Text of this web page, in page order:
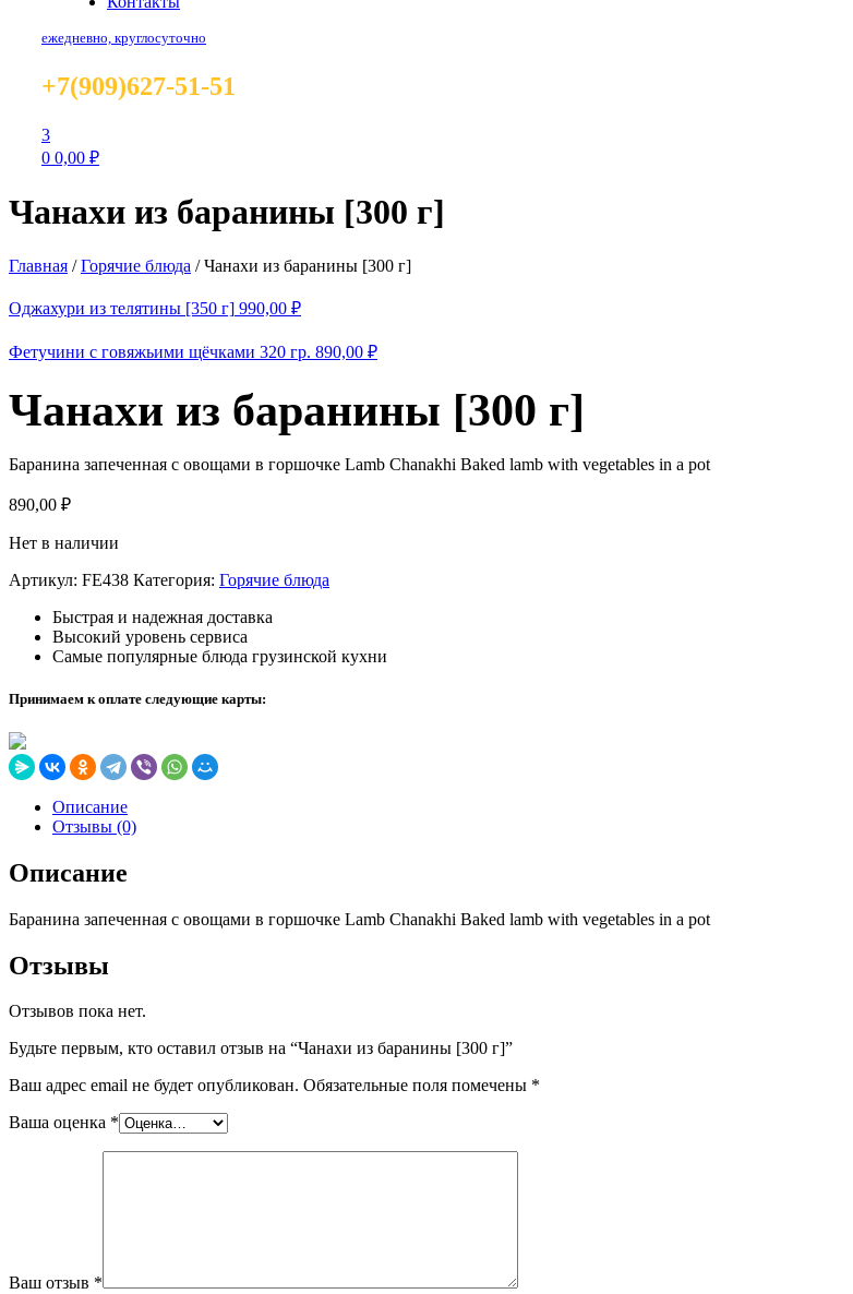
ежедневно, круглосуточно
+7(909)627-51-51
3
0 0,00 ₽
Чанахи из баранины [300 г]
Главная /Горячие блюда /Чанахи из баранины [300 г]
Оджахури из телятины [350 г] 990,00 ₽
Фетучини с говяжьими щёчками 320 гр. 890,00 ₽
Чанахи из баранины [300 г]
Баранина запеченная с овощами в горшочке Lamb Chanakhi Baked lamb with vegetables in a pot
890,00 ₽
Нет в наличии
Артикул: FE438 Категория: Горячие блюда
Быстрая и надежная доставка
Высокий уровень сервиса
Самые популярные блюда грузинской кухни
Принимаем к оплате следующие карты:
Описание
Отзывы (0)
Описание
Баранина запеченная с овощами в горшочке Lamb Chanakhi Baked lamb with vegetables in a pot
Отзывы
Отзывов пока нет.
Будьте первым, кто оставил отзыв на “Чанахи из баранины [300 г]”
Ваш адрес email не будет опубликован. Обязательные поля помечены *
Ваша оценка *
Ваш отзыв *